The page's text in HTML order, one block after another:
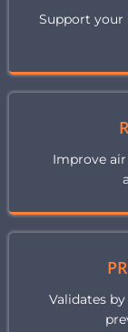
Support
Improve
Validates by